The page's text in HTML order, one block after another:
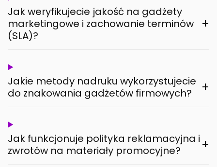
Jak weryfikujecie jakość na gadżety
marketingowe i zachowanie terminów
(SLA)?
+
Jakie metody nadruku wykorzystujecie
do znakowania gadżetów firmowych?
+
Jak funkcjonuje polityka reklamacyjna i
zwrotów na materiały promocyjne?
+